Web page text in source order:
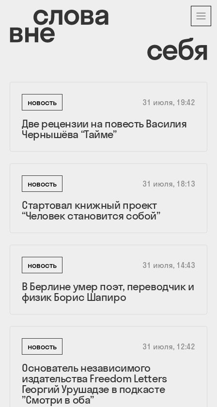
основному
содержанию
новость 31 июля, 19:42
Две рецензии на повесть Василия
Чернышёва “Тайме”
новость 31 июля, 18:13
Стартовал книжный проект
“Человек становится собой”
новость 31 июля, 14:43
В Берлине умер поэт, переводчик и
физик Борис Шапиро
новость 31 июля, 12:42
Основатель независимого
издательства Freedom Letters
Георгий Урушадзе в подкасте
”Смотри в оба”